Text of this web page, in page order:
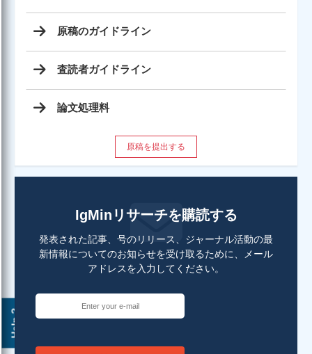
Help ?
原稿のガイドライン
査読者ガイドライン
論文処理料
原稿を提出する
IgMinリサーチを購読する
発表された記事、号のリリース、ジャーナル活動の最
新情報についてのお知らせを受け取るために、メール
アドレスを入力してください。